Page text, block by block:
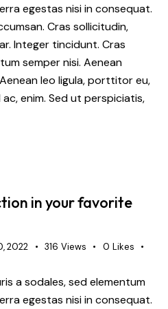
egestas nisi in consequat.
Cras sollicitudin,
Integer tincidunt. Cras
semper nisi. Aenean
leo ligula, porttitor eu,
enim. Sed ut perspiciatis,
in your favorite
2022 316 Views 0 Likes
a sodales, sed elementum
egestas nisi in consequat.